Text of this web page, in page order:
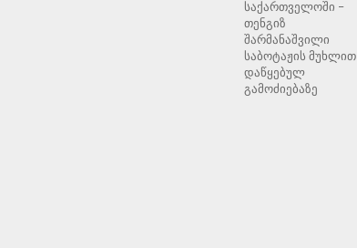
საქართველოში –
თენგიზ
შარმანაშვილი
საბოტაჟის მუხლით
დაწყებულ
გამოძიებაზე